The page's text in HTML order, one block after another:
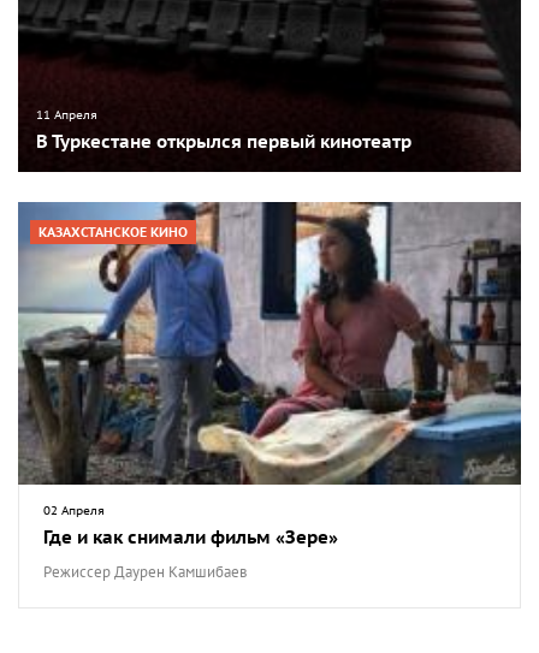
11 Апреля
В Туркестане открылся первый кинотеатр
КАЗАХСТАНСКОЕ КИНО
02 Апреля
Где и как снимали фильм «Зере»
Режиссер Даурен Камшибаев